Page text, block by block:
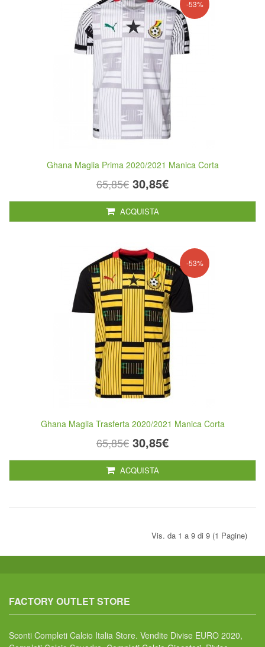
-53%
Ghana Maglia Prima 2020/2021 Manica Corta
65,85€ 30,85€
ACQUISTA
-53%
Ghana Maglia Trasferta 2020/2021 Manica Corta
65,85€ 30,85€
ACQUISTA
Vis. da 1 a 9 di 9 (1 Pagine)
FACTORY OUTLET STORE
Sconti Completi Calcio Italia Store. Vendite Divise EURO 2020,